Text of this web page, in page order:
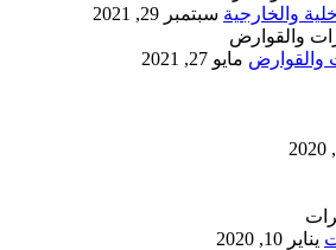
سبتمبر 29, 2021
مايو 27, 2021
يناير 10, 2020